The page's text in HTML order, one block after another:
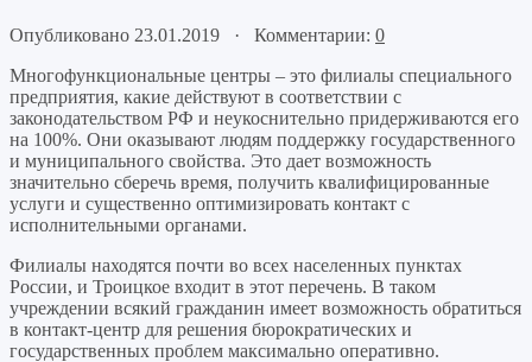
Опубликовано 23.01.2019 · Комментарии: 0
Многофункциональные центры – это филиалы специального
предприятия, какие действуют в соответствии с
законодательством РФ и неукоснительно придерживаются его
на 100%. Они оказывают людям поддержку государственного
и муниципального свойства. Это дает возможность
значительно сберечь время, получить квалифицированные
услуги и существенно оптимизировать контакт с
исполнительными органами.
Филиалы находятся почти во всех населенных пунктах
России, и Троицкое входит в этот перечень. В таком
учреждении всякий гражданин имеет возможность обратиться
в контакт-центр для решения бюрократических и
государственных проблем максимально оперативно.